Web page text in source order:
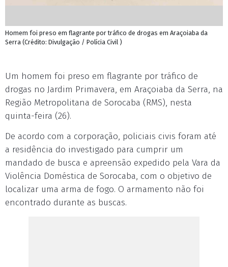
Homem foi preso em flagrante por tráfico de drogas em Araçoiaba da
Serra (Crédito: Divulgação / Polícia Civil )
Um homem foi preso em flagrante por tráfico de
drogas no Jardim Primavera, em Araçoiaba da Serra, na
Região Metropolitana de Sorocaba (RMS), nesta
quinta-feira (26).
De acordo com a corporação, policiais civis foram até
a residência do investigado para cumprir um
mandado de busca e apreensão expedido pela Vara da
Violência Doméstica de Sorocaba, com o objetivo de
localizar uma arma de fogo. O armamento não foi
encontrado durante as buscas.